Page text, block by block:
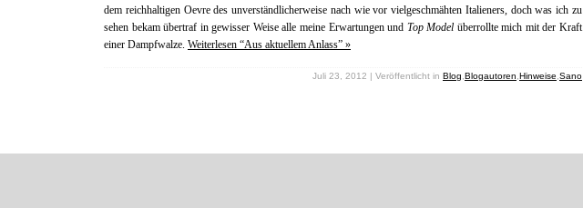
dem reichhaltigen Oevre des unverständlicherweise nach wie vor vielgeschmähten Italieners, doch was ich zu
sehen bekam übertraf in gewisser Weise alle meine Erwartungen und Top Model überrollte mich mit der Kraft
einer Dampfwalze. Weiterlesen “Aus aktuellem Anlass” »
Juli 23, 2012 | Veröffentlicht in Blog Blogautoren Hinweise Sano